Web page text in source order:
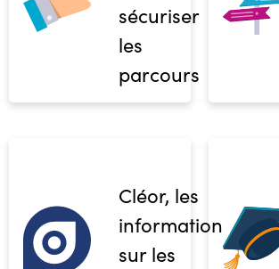
sécuriser
les
parcours
Cléor, les
informations
sur les